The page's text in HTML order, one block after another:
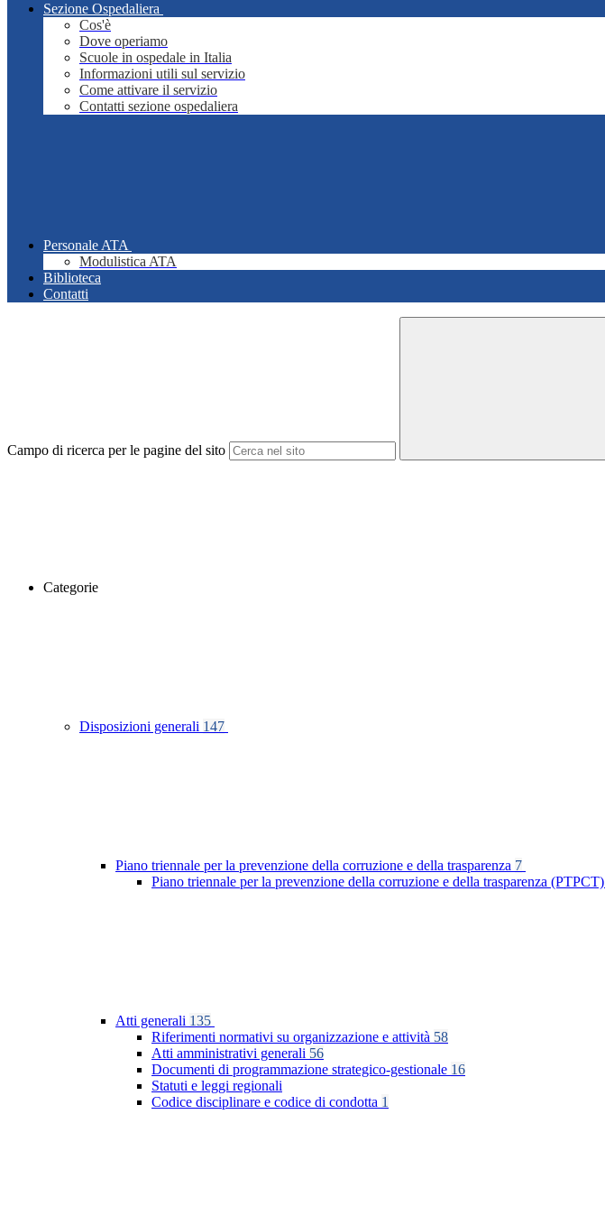
Sezione Ospedaliera
Cos'è
Dove operiamo
Scuole in ospedale in Italia
Informazioni utili sul servizio
Come attivare il servizio
Contatti sezione ospedaliera
Personale ATA
Modulistica ATA
Biblioteca
Contatti
Campo di ricerca per le pagine del sito
Categorie
Disposizioni generali 147
Piano triennale per la prevenzione della corruzione e della trasparenza 7
Piano triennale per la prevenzione della corruzione e della trasparenza (PTPCT)
Atti generali 135
Riferimenti normativi su organizzazione e attività 58
Atti amministrativi generali 56
Documenti di programmazione strategico-gestionale 16
Statuti e leggi regionali
Codice disciplinare e codice di condotta 1